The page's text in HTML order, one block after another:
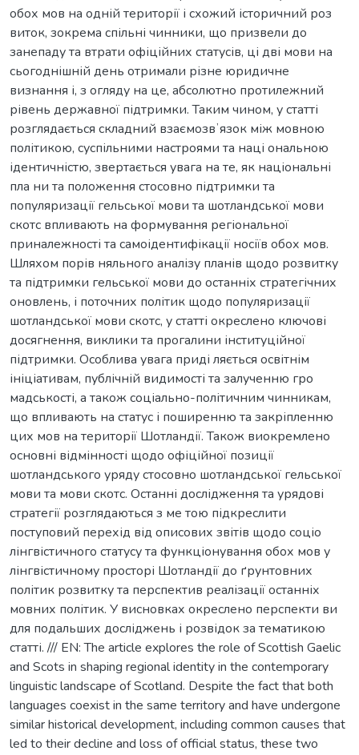
обох мов на одній території і схожий історичний роз
виток, зокрема спільні чинники, що призвели до
занепаду та втрати офіційних статусів, ці дві мови на
сьогоднішній день отримали різне юридичне
визнання і, з огляду на це, абсолютно протилежний
рівень державної підтримки. Таким чином, у статті
розглядається складний взаємозвʼязок між мовною
політикою, суспільними настроями та наці ональною
ідентичністю, звертається увага на те, як національні
пла ни та положення стосовно підтримки та
популяризації гельської мови та шотландської мови
скотс впливають на формування регіональної
приналежності та самоідентифікації носіїв обох мов.
Шляхом порів няльного аналізу планів щодо розвитку
та підтримки гельської мови до останніх стратегічних
оновлень, і поточних політик щодо популяризації
шотландської мови скотс, у статті окреслено ключові
досягнення, виклики та прогалини інституційної
підтримки. Особлива увага приді ляється освітнім
ініціативам, публічній видимості та залученню гро
мадськості, а також соціально-політичним чинникам,
що впливають на статус і поширенню та закріпленню
цих мов на території Шотландії. Також виокремлено
основні відмінності щодо офіційної позиції
шотландського уряду стосовно шотландської гельської
мови та мови скотс. Останні дослідження та урядові
стратегії розглядаються з ме тою підкреслити
поступовий перехід від описових звітів щодо соціо
лінгвістичного статусу та функціонування обох мов у
лінгвістичному просторі Шотландії до ґрунтовних
політик розвитку та перспектив реалізації останніх
мовних політик. У висновках окреслено перспекти ви
для подальших досліджень і розвідок за тематикою
статті. /// EN: The article explores the role of Scottish Gaelic
and Scots in shaping regional identity in the contemporary
linguistic landscape of Scotland. Despite the fact that both
languages coexist in the same territory and have undergone
similar historical development, including common causes that
led to their decline and loss of official status, these two